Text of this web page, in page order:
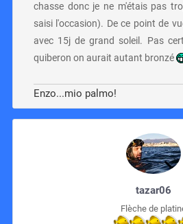
chasse donc je ne m'étais pas
saisi l'occasion). De ce point de
avec 15j de grand soleil. Pas
quiberon on aurait autant bronzé
Enzo...mio palmo!
tazar06
Flèche de